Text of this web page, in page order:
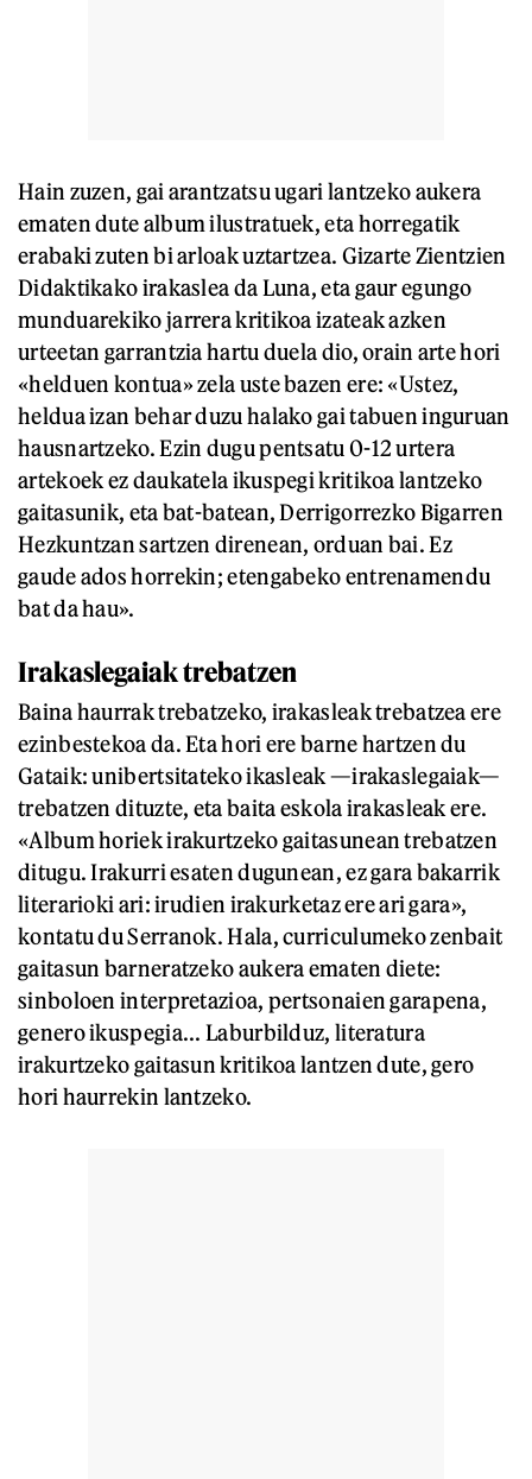
Hain zuzen, gai arantzatsu ugari lantzeko aukera
ematen dute album ilustratuek, eta horregatik
erabaki zuten bi arloak uztartzea. Gizarte Zientzien
Didaktikako irakaslea da Luna, eta gaur egungo
munduarekiko jarrera kritikoa izateak azken
urteetan garrantzia hartu duela dio, orain arte hori
«helduen kontua» zela uste bazen ere: «Ustez,
heldua izan behar duzu halako gai tabuen inguruan
hausnartzeko. Ezin dugu pentsatu 0-12 urtera
artekoek ez daukatela ikuspegi kritikoa lantzeko
gaitasunik, eta bat-batean, Derrigorrezko Bigarren
Hezkuntzan sartzen direnean, orduan bai. Ez
gaude ados horrekin; etengabeko entrenamendu
bat da hau».
Irakaslegaiak trebatzen
Baina haurrak trebatzeko, irakasleak trebatzea ere
ezinbestekoa da. Eta hori ere barne hartzen du
Gataik: unibertsitateko ikasleak —irakaslegaiak—
trebatzen dituzte, eta baita eskola irakasleak ere.
«Album horiek irakurtzeko gaitasunean trebatzen
ditugu. Irakurri esaten dugunean, ez gara bakarrik
literarioki ari: irudien irakurketaz ere ari gara»,
kontatu du Serranok. Hala, curriculumeko zenbait
gaitasun barneratzeko aukera ematen diete:
sinboloen interpretazioa, pertsonaien garapena,
genero ikuspegia... Laburbilduz, literatura
irakurtzeko gaitasun kritikoa lantzen dute, gero
hori haurrekin lantzeko.